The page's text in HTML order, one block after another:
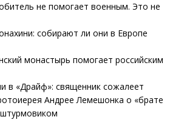
не помогает военным. Это не
собирают ли они в Европе
монастырь помогает российским
в «Драйф»: священник сожалеет
Андрее Лемешонка о «брате